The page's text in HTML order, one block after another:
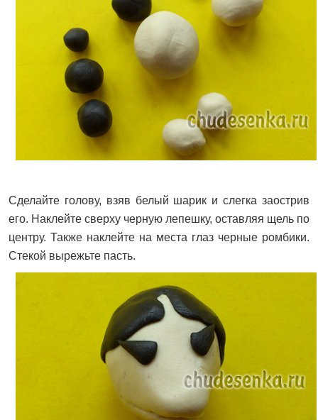
Сделайте голову, взяв белый шарик и слегка заострив
его. Наклейте сверху черную лепешку, оставляя щель по
центру. Также наклейте на места глаз черные ромбики.
Стекой вырежьте пасть.